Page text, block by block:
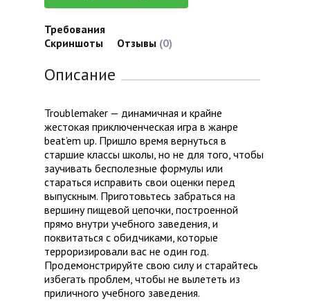
Требования
Скриншоты
Отзывы (0)
Описание
Troublemaker — динамичная и крайне
жестокая приключенческая игра в жанре
beat’em up. Пришло время вернуться в
старшие классы школы, но не для того, чтобы
заучивать бесполезные формулы или
стараться исправить свои оценки перед
выпускным. Приготовьтесь забраться на
вершину пищевой цепочки, построенной
прямо внутри учебного заведения, и
поквитаться с обидчиками, которые
терроризировали вас не один год.
Продемонстрируйте свою силу и старайтесь
избегать проблем, чтобы не вылететь из
приличного учебного заведения.